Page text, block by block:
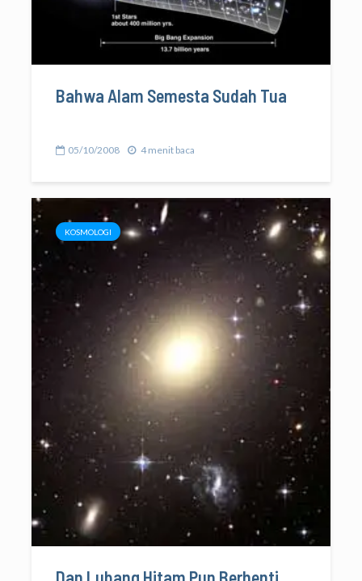
Bahwa Alam Semesta Sudah Tua
05/10/2008 4 menit baca
KOSMOLOGI
Dan Lubang Hitam Pun Berhenti